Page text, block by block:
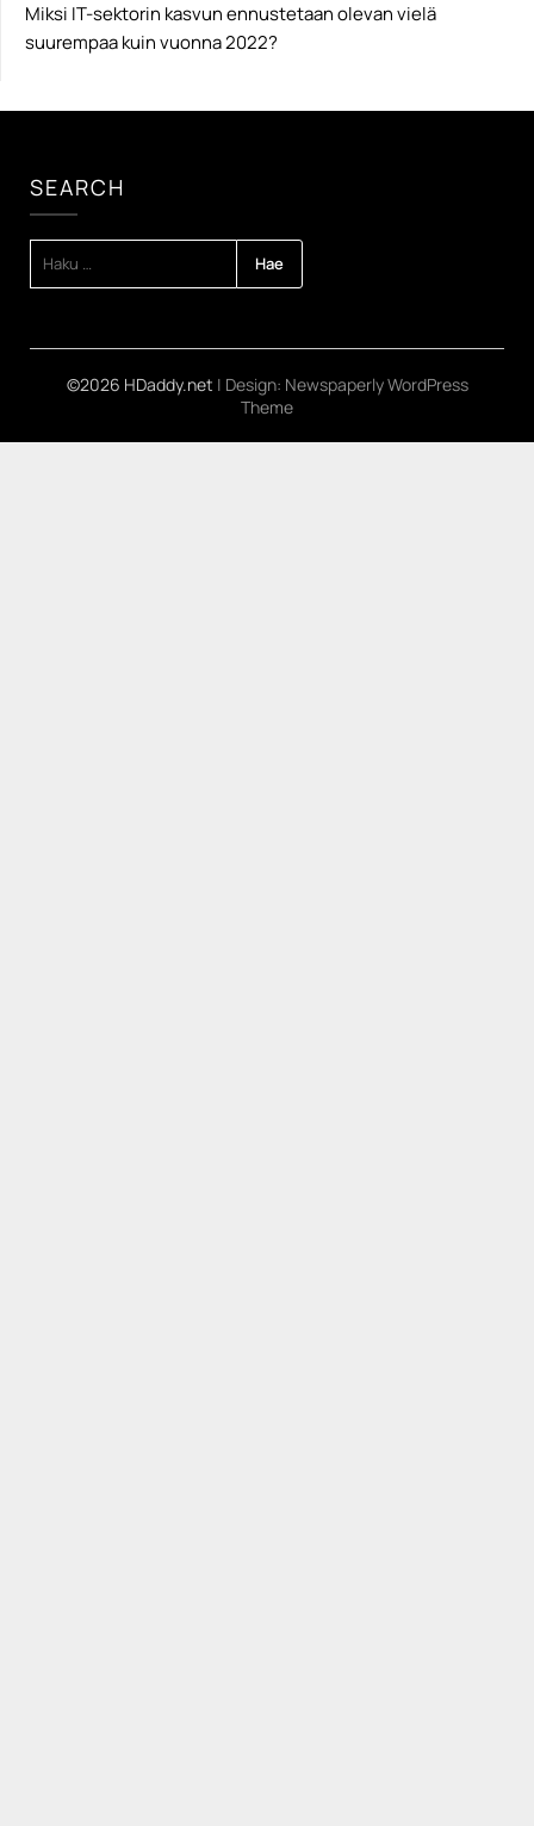
Miksi IT-sektorin kasvun ennustetaan olevan vielä
suurempaa kuin vuonna 2022?
SEARCH
©2026 HDaddy.net | Design: Newspaperly WordPress
Theme